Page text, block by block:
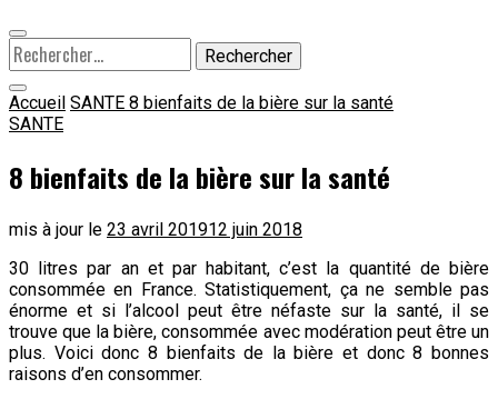
Rechercher :
Accueil SANTE 8 bienfaits de la bière sur la santé
SANTE
8 bienfaits de la bière sur la santé
mis à jour le 23 avril 201912 juin 2018
30 litres par an et par habitant, c’est la quantité de bière
consommée en France. Statistiquement, ça ne semble pas
énorme et si l’alcool peut être néfaste sur la santé, il se
trouve que la bière, consommée avec modération peut être un
plus. Voici donc 8 bienfaits de la bière et donc 8 bonnes
raisons d’en consommer.